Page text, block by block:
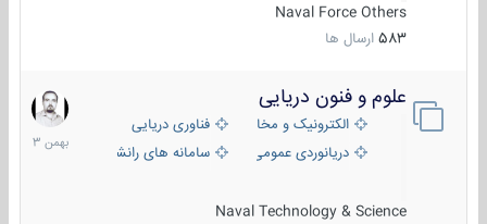
Naval Force Others
583 ارسال ها
علوم و فنون دریایی
الکترونیک و مخابرات دریاییفناوری دریایی
دریانوردی عمومی
سامانه های رانشی دریایی
Naval Technology & Science
6
بهمن
1403